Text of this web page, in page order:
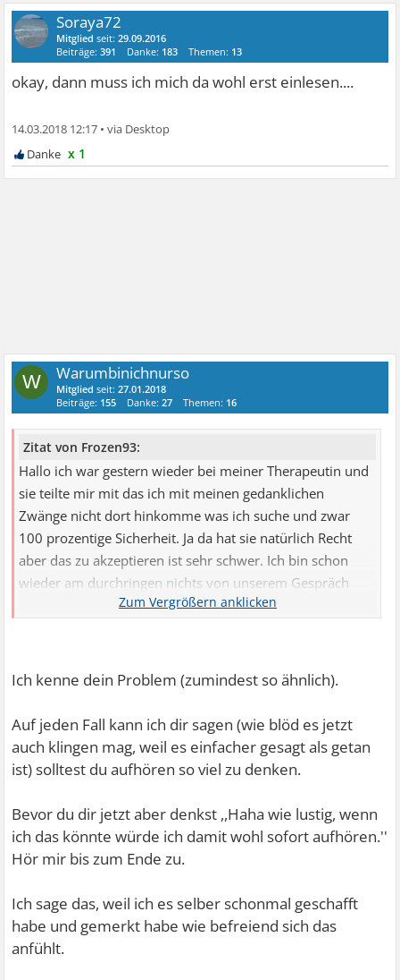
Soraya72
Mitglied seit:29.09.2016
Beiträge:391 Danke: 183 Themen: 13
okay, dann muss ich mich da wohl erst einlesen....
14.03.2018 12:17 •
x 1
W Warumbinichnurso
Mitglied seit:27.01.2018
Beiträge: 155 Danke:27 Themen: 16
Zitat von Frozen93:
Hallo ich war gestern wieder bei meiner Therapeutin und
sie teilte mir mit das ich mit meinen gedanklichen
Zwänge nicht dort hinkomme was ich suche und zwar
100 prozentige Sicherheit. Ja da hat sie natürlich Recht
aber das zu akzeptieren ist sehr schwer. Ich bin schon
wieder am durchringen nichts von unserem Gespräch
gedankliche zu kontrollieren wie sie was gemeint hat und
Motivationslos fühle. Ich habe immer Angst das in mir ein
nicht tja aber nur eigentlich. Mein Kopf denkt schon
automatische ich merke gar nicht mehr wann ich denke
bzw. wann ich Gedankenzwänge kontrolliere und das ist
Mein Kopf platzt fast dabei merke ich gar nicht mehr was
da genau so anstrengende ist. Ich finde auch schwer eine
Technik wie ich überhaupt merke wann ich aufhören
Beiträge.
Ich kenne dein Problem (zumindest so ähnlich).
Auf jeden Fall kann ich dir sagen (wie blöd es jetzt
auch klingen mag, weil es einfacher gesagt als getan
ist) solltest du aufhören so viel zu denken.
Bevor du dir jetzt aber denkst ,,Haha wie lustig, wenn
ich das könnte würde ich damit wohl sofort aufhören.''
Hör mir bis zum Ende zu.
Ich sage das, weil ich es selber schonmal geschafft
habe und gemerkt habe wie befreiend sich das
anfühlt.